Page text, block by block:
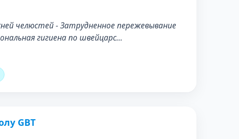
челюстей - Затрудненное пережевывание
гигиена по швейцарс…
GBT